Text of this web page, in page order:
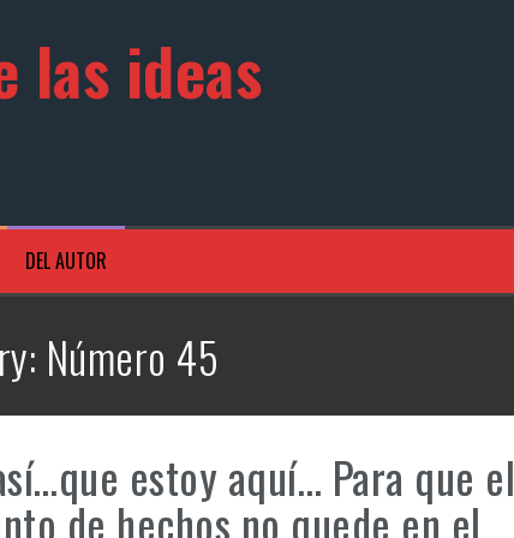
las ideas
DEL AUTOR
Número 45
estoy aquí… Para que el
de hechos no quede en el